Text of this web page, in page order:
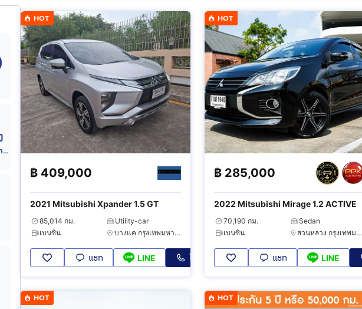
รถพลังงานไฟฟ้า (EV)
HOT
฿ 409,000
2021 Mitsubishi Xpander 1.5 GT
85,014 กม.
Utility-car
เบนซิน
บางแค กรุงเทพมหานคร
แชท LINE โทร
HOT
฿ 285,000
2022 Mitsubishi Mirage 1.2 ACTIVE
70,190 กม.
Sedan
เบนซิน
สวนหลวง กรุงเทพมหานคร
แชท LINE
HOT HOT